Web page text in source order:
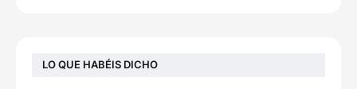
LO QUE HABÉIS DICHO